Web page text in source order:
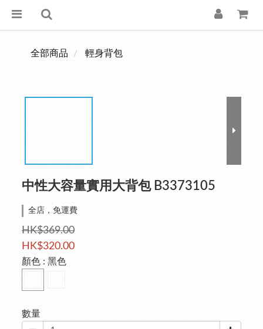
全部商品 輕身背包
中性大容量實用大背包 B3373105
全店，免運費
HK$369.00
HK$320.00
顏色 : 黑色
數量